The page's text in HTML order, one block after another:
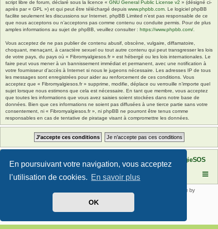
En poursuivant votre navigation, vous acceptez
l’utilisation de cookies. En savoir plus
OK
script libre de forum, déclaré sous la licence « GNU General Public License v2 » (désigné ci-
après par « GPL ») et qui peut être téléchargé depuis www.phpbb.com . Le logiciel phpBB
facilite seulement les discussions sur Internet. phpBB Limited n’est pas responsable de ce
que nous acceptons ou n’acceptons pas comme contenu ou conduite permis. Pour de plus
amples informations au sujet de phpBB, veuillez consulter : https://www.phpbb.com/
Vous acceptez de ne pas publier de contenu abusif, obscène, vulgaire, diffamatoire,
choquant, menaçant, à caractère sexuel ou tout autre contenu qui peut transgresser les lois
de votre pays, du pays où « Fibromyalgiesos.fr » est hébergé ou les lois internationales. Le
faire peut vous mener à un bannissement immédiat et permanent, avec une notification à
votre fournisseur d’accès à Internet si nous le jugeons nécessaire. Les adresses IP de tous
les messages sont enregistrées pour aider au renforcement de ces conditions. Vous
acceptez que « Fibromyalgiesos.fr » supprime, modifie, déplace ou verrouille n’importe quel
sujet lorsque nous estimons que cela est nécessaire. En tant que membre, vous acceptez
que toutes les informations que vous avez saisies soient stockées dans notre base de
données. Bien que ces informations ne soient pas diffusées à une tierce partie sans votre
consentement, ni « Fibromyalgiesos.fr », ni phpBB ne pourront être tenus comme
responsables en cas de tentative de piratage visant à compromettre les données.
Site FibromyalgieSOS Forum de l'association FibromyalgieSOS
® Forum Software © phpBB Limited | SE Square by
Traduit par